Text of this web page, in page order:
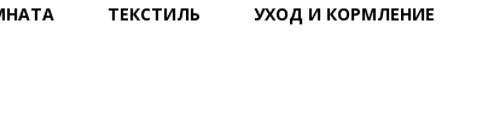
ТЕКСТИЛЬ УХОД И КОРМЛЕНИЕ